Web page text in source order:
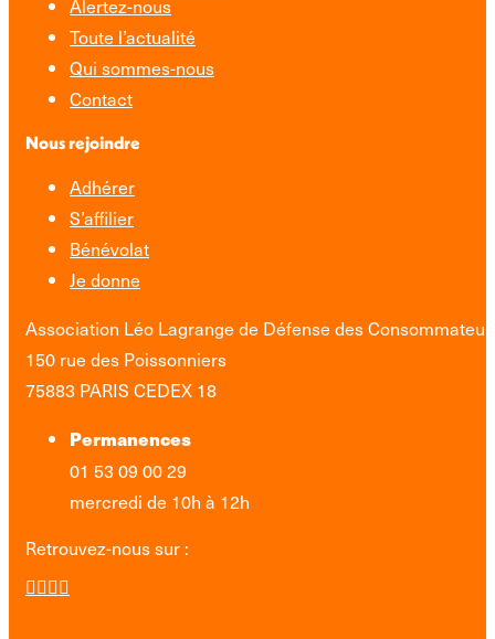
Toute l’actualité
Qui sommes-nous
Contact
Nous rejoindre
Adhérer
S’affilier
Bénévolat
Je donne
Association Léo Lagrange de Défense des
150 rue des Poissonniers
75883 PARIS CEDEX 18
Permanences
01 53 09 00 29
mercredi de 10h à 12h
Retrouvez-nous sur :
LaLaLa